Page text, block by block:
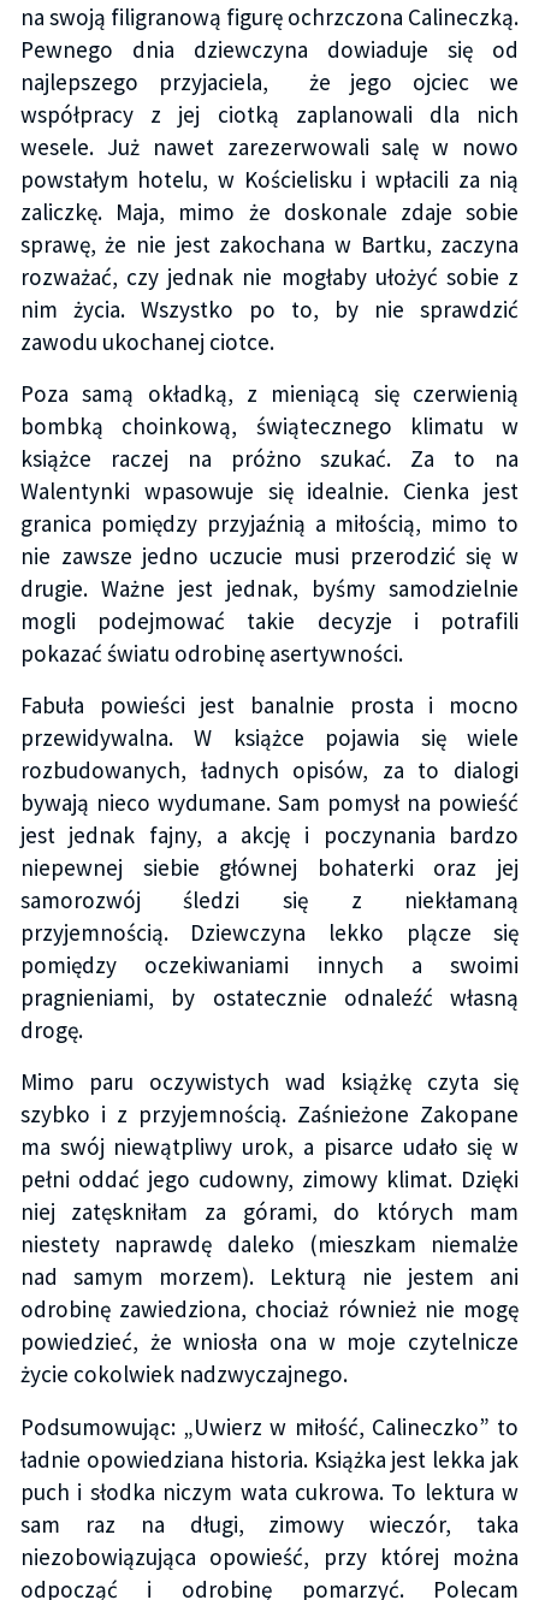
na swoją filigranową figurę ochrzczona Calineczką.
Pewnego dnia dziewczyna dowiaduje się od
najlepszego przyjaciela,
że jego ojciec we
współpracy z jej ciotką zaplanowali dla nich
wesele. Już nawet zarezerwowali salę w nowo
powstałym hotelu, w Kościelisku i wpłacili za nią
zaliczkę. Maja, mimo że doskonale zdaje sobie
sprawę, że nie jest zakochana w Bartku, zaczyna
rozważać, czy jednak nie mogłaby ułożyć sobie z
nim życia. Wszystko po to, by nie sprawdzić
zawodu ukochanej ciotce.
Poza samą okładką, z mieniącą się czerwienią
bombką choinkową, świątecznego klimatu w
książce raczej na próżno szukać. Za to na
Walentynki wpasowuje się idealnie. Cienka jest
granica pomiędzy przyjaźnią a miłością, mimo to
nie zawsze jedno uczucie musi przerodzić się w
drugie. Ważne jest jednak, byśmy samodzielnie
mogli podejmować takie decyzje i potrafili
pokazać światu odrobinę asertywności.
Fabuła powieści jest banalnie prosta i mocno
przewidywalna. W książce pojawia się wiele
rozbudowanych, ładnych opisów, za to dialogi
bywają nieco wydumane. Sam pomysł na powieść
jest jednak fajny, a akcję i poczynania bardzo
niepewnej siebie głównej bohaterki oraz jej
samorozwój śledzi się z niekłamaną
przyjemnością. Dziewczyna lekko plącze się
pomiędzy oczekiwaniami innych a swoimi
pragnieniami, by ostatecznie odnaleźć własną
drogę.
Mimo paru oczywistych wad książkę czyta się
szybko i z przyjemnością. Zaśnieżone Zakopane
ma swój niewątpliwy urok, a pisarce udało się w
pełni oddać jego cudowny, zimowy klimat. Dzięki
niej zatęskniłam za górami, do których mam
niestety naprawdę daleko (mieszkam niemalże
nad samym morzem). Lekturą nie jestem ani
odrobinę zawiedziona, chociaż również nie mogę
powiedzieć, że wniosła ona w moje czytelnicze
życie cokolwiek nadzwyczajnego.
Podsumowując: „Uwierz w miłość, Calineczko” to
ładnie opowiedziana historia. Książka jest lekka jak
puch i słodka niczym wata cukrowa. To lektura w
sam raz na długi, zimowy wieczór, taka
niezobowiązująca opowieść, przy której można
odpocząć i odrobinę pomarzyć. Polecam